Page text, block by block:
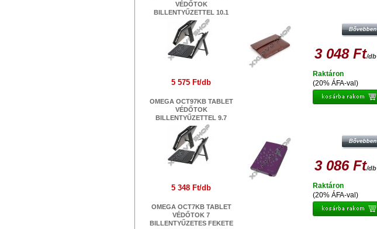
VÉDŐTOK
BILLENTYŰZETTEL 10.1
5 575 Ft/db
OMEGA OCT97KB TABLET
VÉDŐTOK
BILLENTYŰZETTEL 9.7
5 348 Ft/db
OMEGA OCT7KB TABLET
VÉDŐTOK 7
BILLENTYŰZETES FEKETE
3 048 Ft/db
(20% ÁFA-val)
Raktáron
3 086 Ft/db
(20% ÁFA-val)
Raktáron